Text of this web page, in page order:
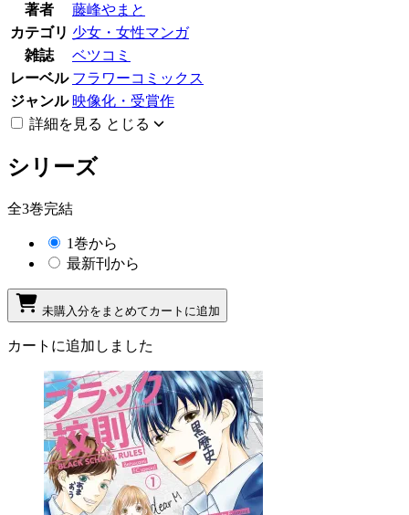
著者
藤峰やまと
カテゴリ 少女・女性マンガ
雑誌
ベツコミ
レーベル フラワーコミックス
ジャンル 映像化・受賞作
詳細を見る とじる
シリーズ
全3巻完結
1巻から
最新刊から
未購入分をまとめてカートに追加
カートに追加しました